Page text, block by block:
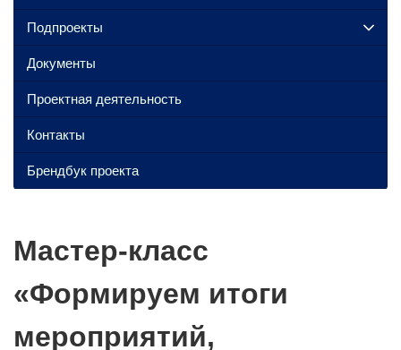
Мастер-класс
«Формируем итоги
мероприятий,
Подпроекты
Документы
Проектная деятельность
Контакты
Брендбук проекта